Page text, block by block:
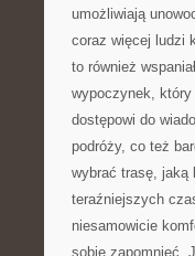
umożliwiają
coraz więcej ludzi
to również
wypoczynek,
dostępowi do
podróży, co też
wybrać trasę, jaką
teraźniejszych
niesamowicie
sobie zapomnieć.